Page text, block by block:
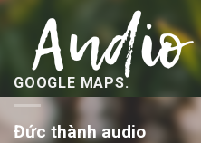
GOOGLE MAPS.
Đức thành audio